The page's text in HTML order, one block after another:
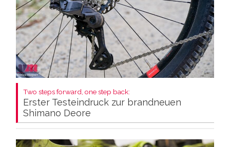
Two steps forward, one step back:
Erster Testeindruck zur brandneuen
Shimano Deore